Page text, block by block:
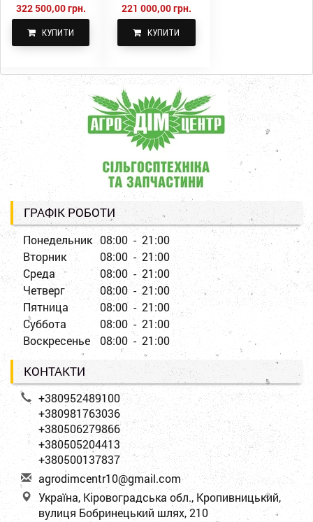
322 500,00 грн.
КУПИТИ
221 000,00 грн.
КУПИТИ
ГРАФІК РОБОТИ
Понедельник 08:00 - 21:00
Вторник
08:00 - 21:00
Среда
08:00 - 21:00
Четверг
08:00 - 21:00
Пятница
08:00 - 21:00
Суббота
08:00 - 21:00
Воскресенье
08:00 - 21:00
КОНТАКТИ
+380952489100
+380981763036
+380506279866
+380505204413
+380500137837
agrodimcentr10@gmail.com
Україна, Кіровоградська обл., Кропивницький,
вулиця Бобринецький шлях, 210